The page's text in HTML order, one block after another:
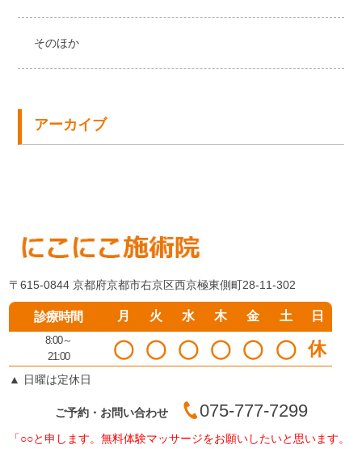
そのほか
アーカイブ
〒615-0844 京都府京都市右京区西京極東側町28-11-302
診療時間 月 火 水 木 金 土 日
8:00～
21:00
◯ ◯ ◯ ◯ ◯ ◯ 休
▲ 日曜は定休日
ご予約・お問い合わせ 075-777-7299
「○○と申します。無料体験マッサージをお願いしたいと思います。